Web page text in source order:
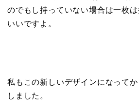
のでもし持っていない場合は一枚
いいですよ。
私もこの新しいデザインになって
しました。